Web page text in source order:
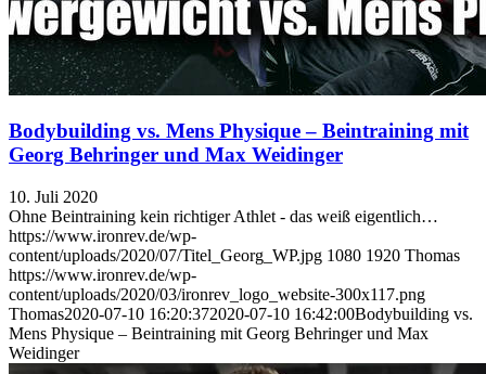
Bodybuilding vs. Mens Physique – Beintraining mit
Georg Behringer und Max Weidinger
10. Juli 2020
Ohne Beintraining kein richtiger Athlet - das weiß eigentlich…
https://www.ironrev.de/wp-
content/uploads/2020/07/Titel_Georg_WP.jpg 1080 1920 Thomas
https://www.ironrev.de/wp-
content/uploads/2020/03/ironrev_logo_website-300x117.png
Thomas2020-07-10 16:20:372020-07-10 16:42:00Bodybuilding vs.
Mens Physique – Beintraining mit Georg Behringer und Max
Weidinger